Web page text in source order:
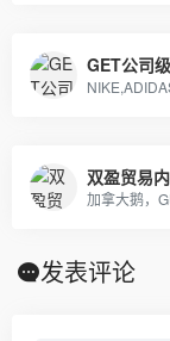
GET公司
双盈贸易
发表评论